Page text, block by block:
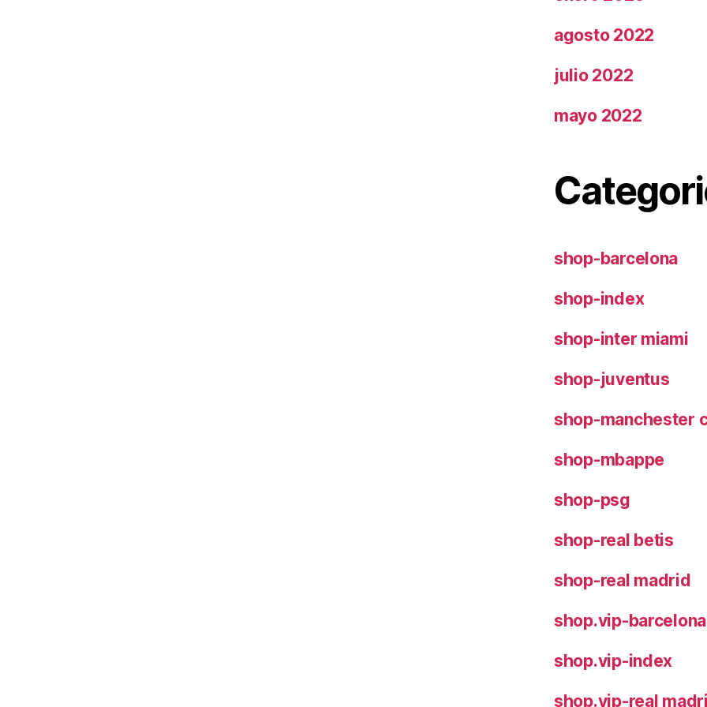
agosto 2022
julio 2022
mayo 2022
shop-barcelona
shop-index
shop-inter miami
shop-juventus
shop-manchester
shop-mbappe
shop-psg
shop-real betis
shop-real madrid
shop.vip-barcelona
shop.vip-index
shop.vip-real